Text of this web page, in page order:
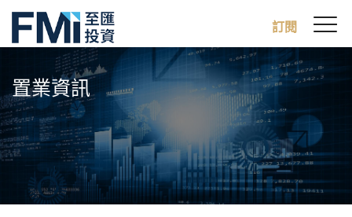
main
content
訂閱
置業資訊